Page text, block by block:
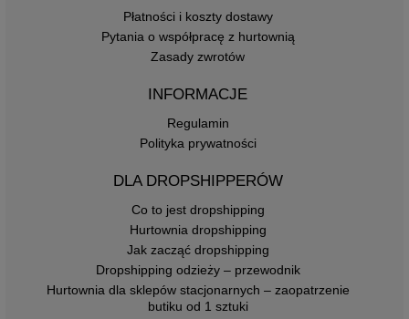
Płatności i koszty dostawy
Pytania o współpracę z hurtownią
Zasady zwrotów
INFORMACJE
Regulamin
Polityka prywatności
DLA DROPSHIPPERÓW
Co to jest dropshipping
Hurtownia dropshipping
Jak zacząć dropshipping
Dropshipping odzieży – przewodnik
Hurtownia dla sklepów stacjonarnych – zaopatrzenie
butiku od 1 sztuki